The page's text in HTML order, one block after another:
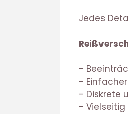
Jedes
-
-
- Diskrete
- Vielseitig